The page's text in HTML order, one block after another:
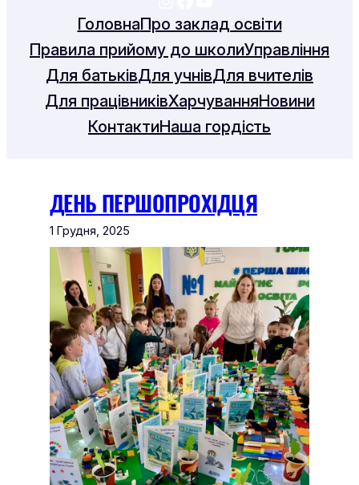
ГоловнаПро заклад освіти
Правила прийому до школиУправління
Для батьківДля учнівДля вчителів
Для працівниківХарчуванняНовини
КонтактиНаша гордість
ДЕНЬ ПЕРШОПРОХІДЦЯ
1 Грудня, 2025